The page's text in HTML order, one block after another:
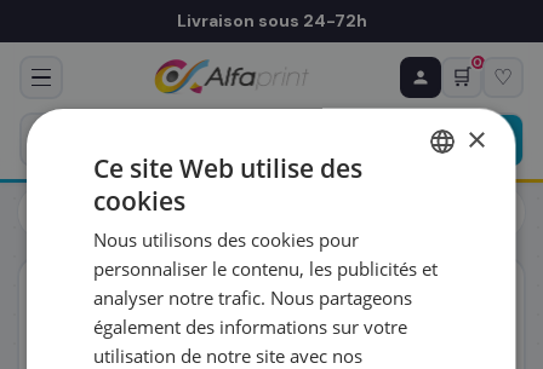
Livraison sous 24-72h
🛒
0
♡
Toners
Kyocera
ORIGINAL
♻ COMMANDE RÉCURRENTE
Prévoyez & économisez
Programmez votre prochain achat — notre équipe
vous prépare un devis personnalisé
RÉFÉRENCE DU PRODUIT
FRÉQUENCE
×
Ce site Web utilise des
cookies
Nous utilisons des cookies pour
personnaliser le contenu, les publicités et
analyser notre trafic. Nous partageons
également des informations sur votre
utilisation de notre site avec nos